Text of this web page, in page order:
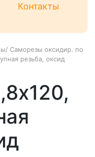
Контакты
/ Саморезы оксидир. по
резьба, оксид